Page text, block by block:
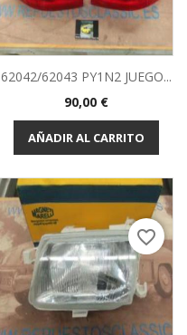
62042/62043 PY1N2 JUEGO...
Precio
90,00 €
AÑADIR AL CARRITO
favorite_border